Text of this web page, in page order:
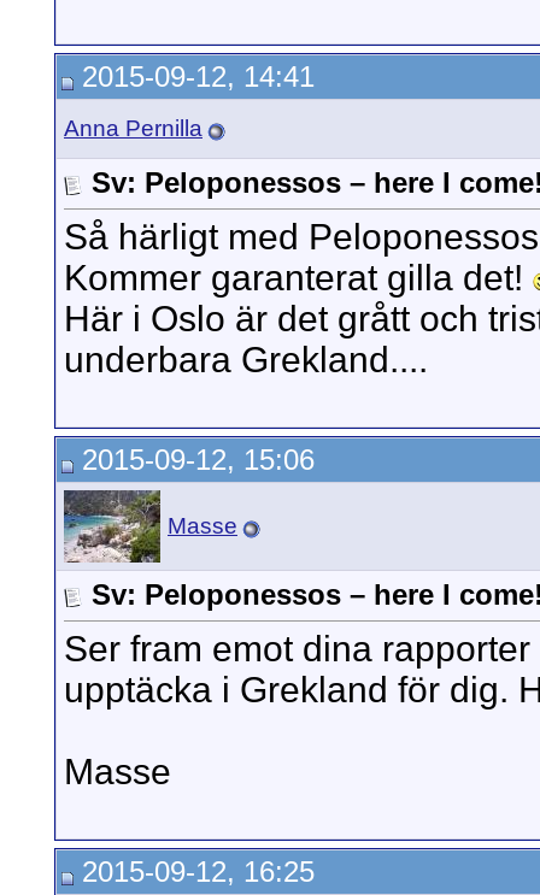
2015-09-12, 14:41
Anna Pernilla
Sv: Peloponessos – here I
Så härligt med
Kommer garanterat gilla det!
Här i Oslo är det grått och
underbara Grekland....
2015-09-12, 15:06
Masse
Sv: Peloponessos – here I
Ser fram emot dina
upptäcka i Grekland för dig.
Masse
2015-09-12, 16:25